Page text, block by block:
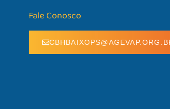
Fale Conosco